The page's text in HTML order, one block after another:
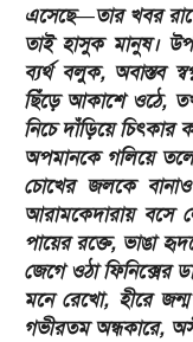
এসেছে—তার খবর
তাই হাসুক মানুষ।
ব্যর্থ বলুক, অবাস্তব
ছিঁড়ে আকাশে ওঠে,
নিচে দাঁড়িয়ে চিৎকার
অপমানকে গলিয়ে
চোখের জলকে
আরামকেদারায় বসে
পায়ের রক্তে, ভাঙা
জেগে ওঠা ফিনিক্সের
মনে রেখো, হীরে
গভীরতম অন্ধকারে,